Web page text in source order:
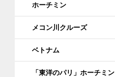
ホーチミン
メコン川クルーズ
ベトナム
「東洋のパリ」ホーチミン